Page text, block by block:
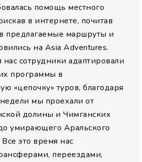
помощь местного
в интернете, почитав
предлагаемые маршруты и
на Asia Adventures.
сотрудники адаптировали
программы в
«цепочку» туров, благодаря
мы проехали от
долины и Чимганских
умирающего Аральского
это время нас
переездами,